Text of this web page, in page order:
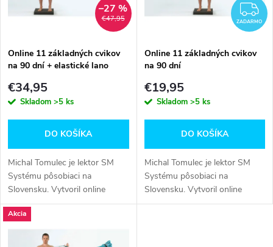
e
p
r
o
d
u
i
s
p
r
d
u
k
€47,95
–27 %
Online 11 základných cvikov
na 90 dní + elastické lano
€34,95
Skladom >5 ks
DO KOŠÍKA
Michal Tomulec je lektor SM
Systému pôsobiaci na
Slovensku. Vytvoril online
inštruktážne videá 11
základných cvikov SM Systému
s vysvetlením a...
ZADARMO
Online 11 základných cvikov
na 90 dní
€19,95
Skladom >5 ks
DO KOŠÍKA
Michal Tomulec je lektor SM
Systému pôsobiaci na
Slovensku. Vytvoril online
inštruktážne videá 11
Akcia